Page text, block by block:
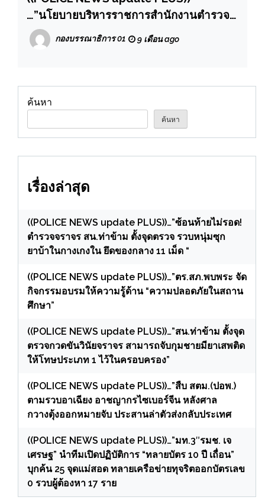
…”นโยบายบริหารราชการสำนักงานตำรวจ
แห่งชาติปี 2569 (งานจราจร) บช.น.
กองบรรณาธิการ 01 9 เดือน ago
ค้นหา
ค้นหา
เรื่องล่าสุด
((POLICE NEWS update PLUS))…”ซ้อนท้ายไม่รอด!
ตำรวจจราจร สน.ท่าข้าม ตั้งจุดตรวจ รวบหนุ่มซุก
ยาบ้าในกางเกงใน ยึดของกลาง 11 เม็ด “
((POLICE NEWS update PLUS))…”ตร.สภ.พบพระ จัด
กิจกรรมอบรมให้ความรู้ด้าน “ความปลอดภัยในสถาน
ศึกษา”
((POLICE NEWS update PLUS))…”สน.ท่าข้าม ตั้งจุด
ตรวจกวดขันวินัยจราจร สามารถจับกุมชายมียาเสพติด
ให้โทษประเภท 1 ไว้ในครอบครอง”
((POLICE NEWS update PLUS))…”สืบ สตม.(ปอพ.)
ตามรวบอาเฉียง อาชญากรไซเบอร์จีน หลังศาล
กวางตุ้งออกหมายจับ ประสานล่าตัวส่งกลับประเทศ
((POLICE NEWS update PLUS))…”มท.3″รมช. เจ
เศรษฐ” นำทีมเปิดปฏิบัติการ “ทลายบัตร 10 ปี เถื่อน”
บุกค้น 25 จุดแม่สอด ทลายเครือข่ายทุจริตออกบัตรเลข
0 รวบผู้ต้องหา 17 ราย